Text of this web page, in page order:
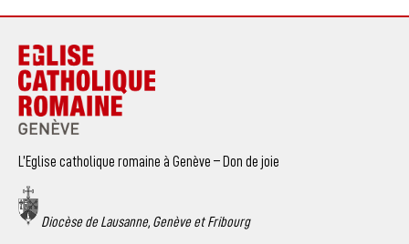
L’Eglise catholique romaine à Genève – Don de joie
Diocèse de Lausanne, Genève et Fribourg